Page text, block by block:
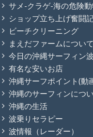
サメ-クラゲ-海の危険
ショップ立ち上げ奮闘
ビーチクリーニング
まえだファームについて
今日の沖縄サーフィン
有名な安いお店
沖縄サーフポイント(動
沖縄のサーフィンにつ
沖縄の生活
波乗りセラピー
波情報（レーダー）